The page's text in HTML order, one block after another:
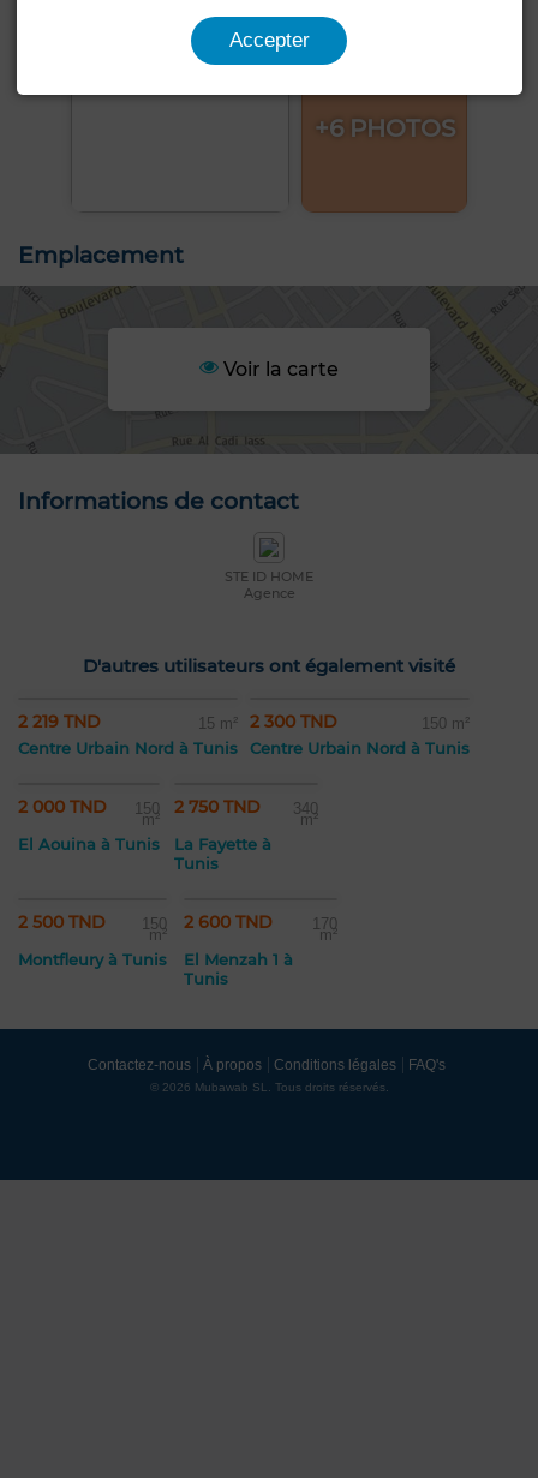
+6 PHOTOS
Emplacement
Voir la carte
Informations de contact
STE ID HOME
Agence
D'autres utilisateurs ont également visité
2 219 TND 15 m²
Centre Urbain Nord à Tunis
2 300 TND 150 m²
Centre Urbain Nord à Tunis
2 000 TND 150
m²
El Aouina à Tunis
2 750 TND 340
m²
La Fayette à
Tunis
2 500 TND 150
m²
Montfleury à Tunis
2 600 TND 170
m²
El Menzah 1 à
Tunis
Contactez-nous À propos Conditions légales FAQ's
© 2026 Mubawab SL. Tous droits réservés.
Accepter